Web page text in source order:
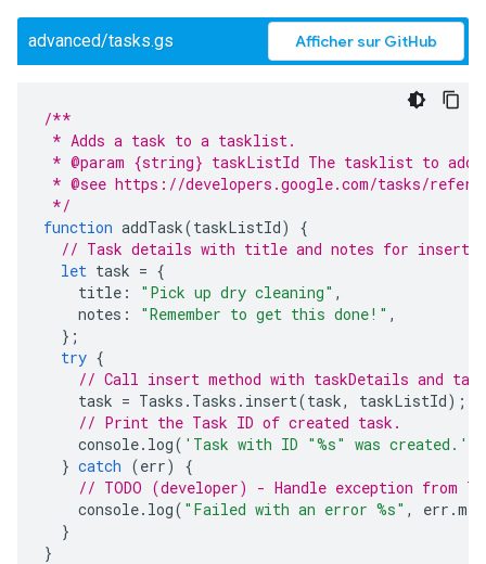
advanced/tasks.gs Afficher sur GitHub
/**
* Adds a task to a tasklist.
* @param {string} taskListId The tasklist to add
* @see https://developers.google.com/tasks/
*/
function addTask(taskListId)
{
// Task details with title and notes for
let task = {
title : "Pick up dry cleaning" ,
notes : "Remember to get this done!" ,
};
try {
// Call insert method with taskDetails and
task = Tasks . Tasks . insert(task, taskListId);
// Print the Task ID of created task.
console. log( 'Task with ID "%s" was created.'
} catch (err)
{
// TODO (developer) - Handle exception from
console. log( "Failed with an error %s" , err .
}
}